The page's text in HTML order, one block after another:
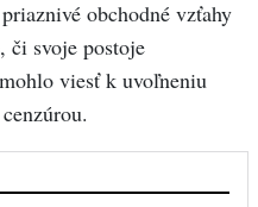
obchodné vzťahy
či svoje postoje
viesť k uvoľneniu